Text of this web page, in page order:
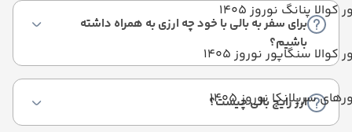
کوالا پنانگ نوروز 1405
کوالا سنگاپور نوروز 1405
سریلانکا نوروز 1405
برای سفر به بالی با خود چه ارزی به همراه داشته
باشیم؟
ارز رایج بالی چیست؟